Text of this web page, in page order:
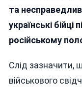
та
українські бійці
російському
Слід зазначити,
військового